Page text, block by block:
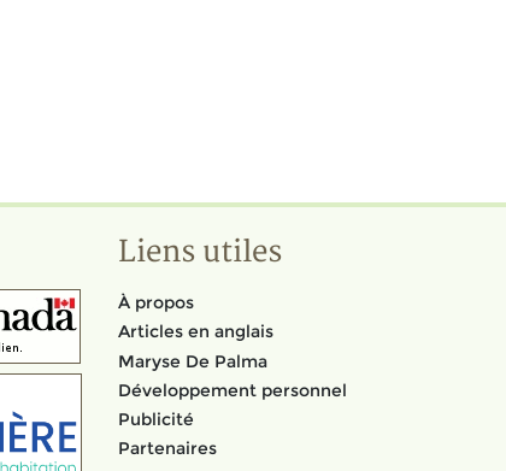
Liens utiles
À propos
Articles en anglais
Maryse De Palma
Développement personnel
Publicité
Partenaires